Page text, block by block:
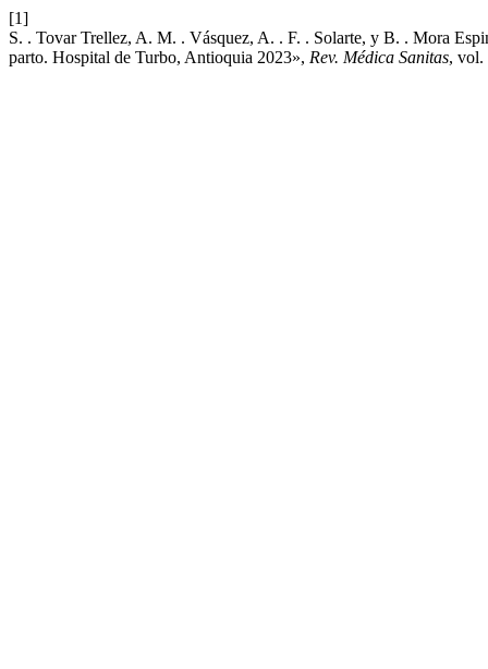
[1]
S. . Tovar Trellez, A. M. . Vásquez, A. . F. . Solarte, y B. . Mora
parto. Hospital de Turbo, Antioquia 2023», Rev. Médica Sanitas, vol.